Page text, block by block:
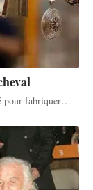
pour fabriquer…